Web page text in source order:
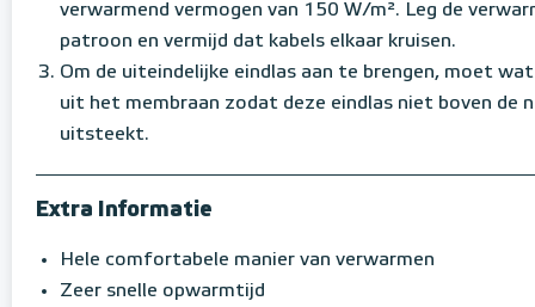
verwarmend vermogen van 150 W/m². Leg de
patroon en vermijd dat kabels elkaar kruisen.
Om de uiteindelijke eindlas aan te brengen, moet
uit het membraan zodat deze eindlas niet boven de
uitsteekt.
Extra Informatie
Hele comfortabele manier van verwarmen
Zeer snelle opwarmtijd